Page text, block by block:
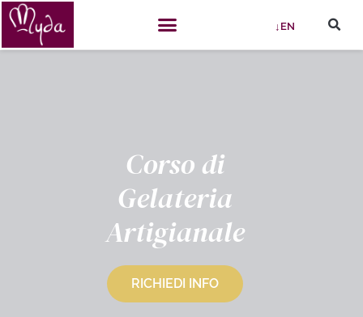
↓EN
Corso di
Gelateria
Artigianale
RICHIEDI INFO